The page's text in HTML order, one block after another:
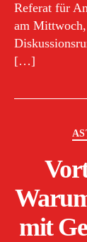
Referat für
am
[…]
mit